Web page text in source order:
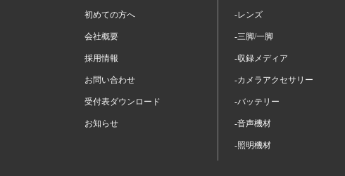
初めての方へ
会社概要
採用情報
お問い合わせ
受付表ダウンロード
お知らせ
-レンズ
-三脚/一脚
-収録メディア
-カメラアクセサリー
-バッテリー
-音声機材
-照明機材